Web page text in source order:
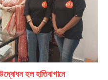
হল হাতিবাগানে